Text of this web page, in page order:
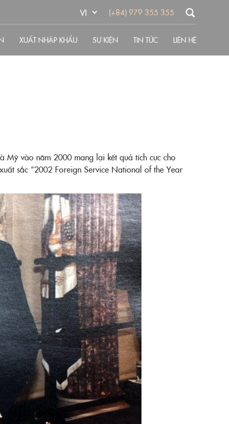
(+84) 979 355 355
XUẤT NHẬP KHẨU SỰ KIỆN TIN TỨC LIÊN HỆ
Mỹ vào năm 2000 mang lại kết quả tích cực cho
sắc “2002 Foreign Service National of the Year